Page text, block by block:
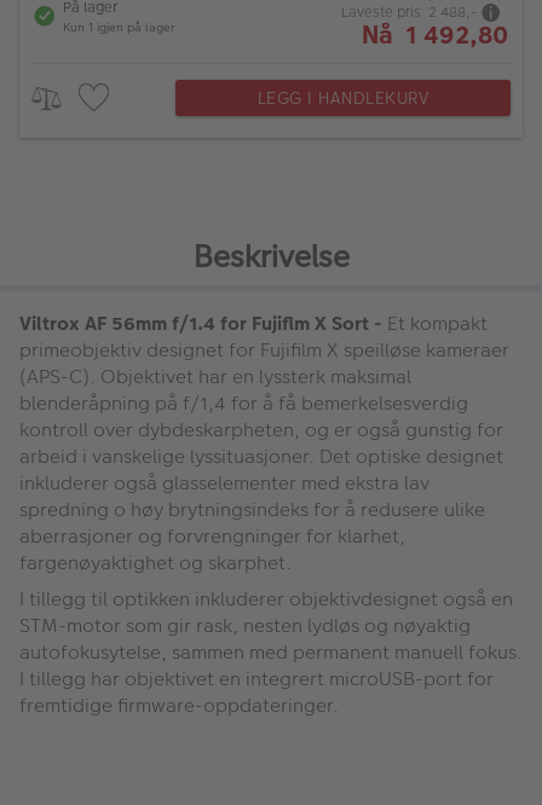
På lager
Kun 1 igjen på lager
Laveste pris 2 488,-
Nå 1 492,80
LEGG I HANDLEKURV
Beskrivelse
Viltrox AF 56mm f/1.4 for Fujiflm X Sort - Et kompakt
primeobjektiv designet for Fujifilm X speilløse kameraer
(APS-C). Objektivet har en lyssterk maksimal
blenderåpning på f/1,4 for å få bemerkelsesverdig
kontroll over dybdeskarpheten, og er også gunstig for
arbeid i vanskelige lyssituasjoner. Det optiske designet
inkluderer også glasselementer med ekstra lav
spredning o høy brytningsindeks for å redusere ulike
aberrasjoner og forvrengninger for klarhet,
fargenøyaktighet og skarphet.
I tillegg til optikken inkluderer objektivdesignet også en
STM-motor som gir rask, nesten lydløs og nøyaktig
autofokusytelse, sammen med permanent manuell fokus.
I tillegg har objektivet en integrert microUSB-port for
fremtidige firmware-oppdateringer.